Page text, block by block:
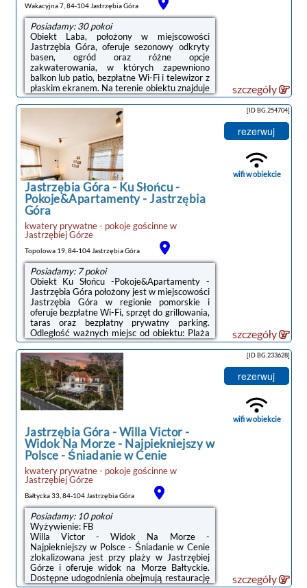
Wakacyjna 7, 84-104 Jastrzębia Góra
Posiadamy: 30 pokoi
Obiekt Laba, położony w miejscowości
Jastrzębia Góra, oferuje sezonowy odkryty
basen, ogród oraz różne opcje
zakwaterowania, w których zapewniono
balkon lub patio, bezpłatne Wi-Fi i telewizor z
płaskim ekranem. Na terenie obiektu znajduje
się prywatny parking.Do dyspozycji Gości jest
w pełni wyposażona prywatna łazienka z
prysznicem i suszarką do włosów.Obiekt
dysponuje tarasem.W obiekcie Goście mogą
grać w bilard. Okolica cieszy się
popularnością wśród miłośników
trekkingu.Odległość ważnych miejsc od
obiektu: Plaża w Jastrzębiej Górze – 1,2 km,
Port Gdynia ...
szczegóły
Jastrzębia Góra- Ku Słońcu -
Pokoje&Apartamenty - Jastrzębia
Góra
kwatery prywatne - pokoje gościnnew
Jastrzębiej Górze
Topolowa 19, 84-104 Jastrzębia Góra
Posiadamy: 7 pokoi
Obiekt Ku Słońcu -Pokoje&Apartamenty -
Jastrzębia Góra położony jest w miejscowości
Jastrzębia Góra w regionie pomorskie i
oferuje bezpłatne Wi-Fi, sprzęt do grillowania,
taras oraz bezpłatny prywatny parking.
Odległość ważnych miejsc od obiektu: Plaża
w Jastrzębiej Górze – niecały kilometr.W
każdej opcji zakwaterowania znajduje się
kuchnia z pełnym wyposażeniem i stołem, a
także prywatna łazienka z prysznicem,
bezpłatnym zestawem kosmetyków oraz
suszarką do włosów. Wyposażenie obejmuje
również telewizor z płaskim ekranem z
[ID BG.254704]
rezerwuj
wifi w obiekcie
szczegóły
Jastrzębia Góra-Willa Victor -
Widok Na Morze - Najpiekniejszy w
Polsce - Śniadanie w Cenie
kwatery prywatne - pokoje gościnnew
Jastrzębiej Górze
Bałtycka 33, 84-104 Jastrzębia Góra
Posiadamy: 10 pokoi
Wyżywienie: FB
Willa Victor - Widok Na Morze -
Najpiekniejszy w Polsce - Śniadanie w Cenie
zlokalizowana jest przy plaży w Jastrzębiej
Górze i oferuje widok na Morze Bałtyckie.
Dostępne udogodnienia obejmują restaurację
[ID BG.233628]
rezerwuj
wifi w obiekcie
szczegóły